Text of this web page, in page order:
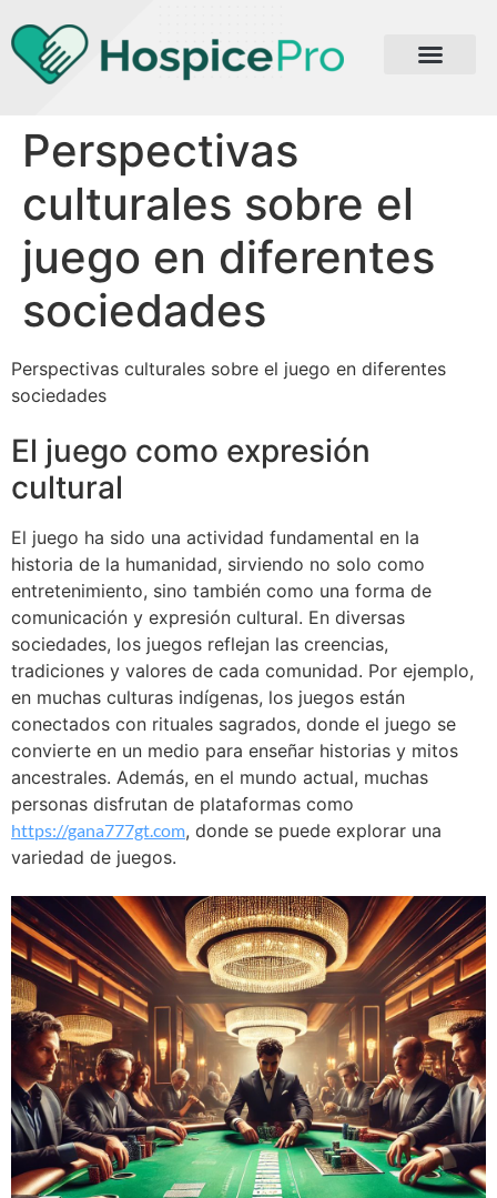
Perspectivas
culturales sobre el
juego en diferentes
sociedades
Perspectivas culturales sobre el juego en diferentes
sociedades
El juego como expresión
cultural
El juego ha sido una actividad fundamental en la
historia de la humanidad, sirviendo no solo como
entretenimiento, sino también como una forma de
comunicación y expresión cultural. En diversas
sociedades, los juegos reflejan las creencias,
tradiciones y valores de cada comunidad. Por ejemplo,
en muchas culturas indígenas, los juegos están
conectados con rituales sagrados, donde el juego se
convierte en un medio para enseñar historias y mitos
ancestrales. Además, en el mundo actual, muchas
personas disfrutan de plataformas como
https://gana777gt.com, donde se puede explorar una
variedad de juegos.